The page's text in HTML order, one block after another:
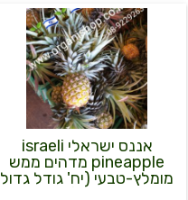
אננס ישראלי israeli
pineapple מדהים ממש
מומלץ-טבעי (יח' גודל גדול
כמות
של
אננס
ישראלי
israeli
pineapple
מדהים
ממש
מומלץ-טבעי
(יח'
גודל
גדול